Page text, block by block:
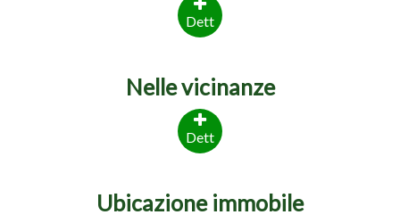
Dett
Nelle vicinanze
Dett
Ubicazione immobile